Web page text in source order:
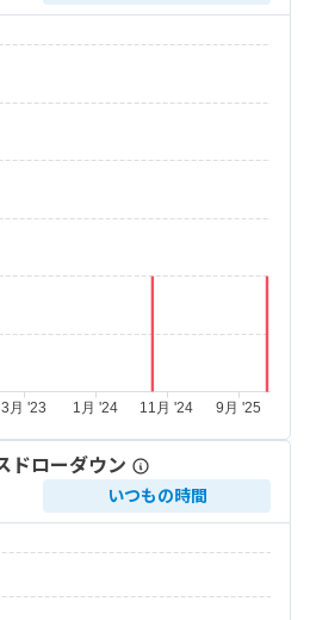
ドローダウン
いつもの時間